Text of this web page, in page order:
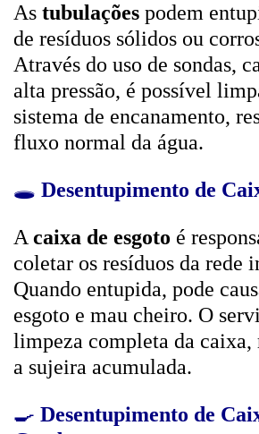
As tubulações podem
de resíduos sólidos ou
Através do uso de sondas,
alta pressão, é possível
sistema de encanamento,
fluxo normal da água.
🕳️ Desentupimento de
A caixa de esgoto é
coletar os resíduos da rede
Quando entupida, pode
esgoto e mau cheiro. O
limpeza completa da caixa,
a sujeira acumulada.
🍳 Desentupimento de